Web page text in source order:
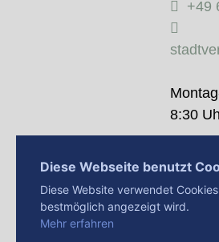
+49
8:30
14:00
Diese Webseite benutzt
Diese Website verwendet
bestmöglich angezeigt wird.
Mehr erfahren